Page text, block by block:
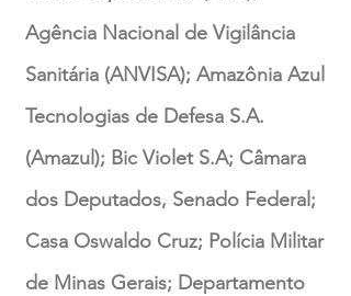
Agência Nacional de Vigilância
Sanitária (ANVISA); Amazônia Azul
Tecnologias de Defesa S.A.
(Amazul); Bic Violet S.A; Câmara
dos Deputados, Senado Federal;
Casa Oswaldo Cruz; Polícia Militar
de Minas Gerais; Departamento